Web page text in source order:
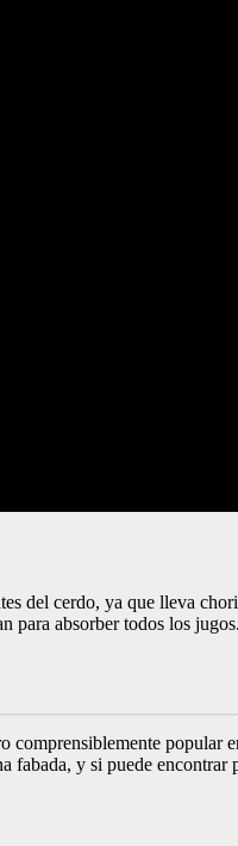
del cerdo, ya que lleva
para absorber todos los jugos.
y si puede